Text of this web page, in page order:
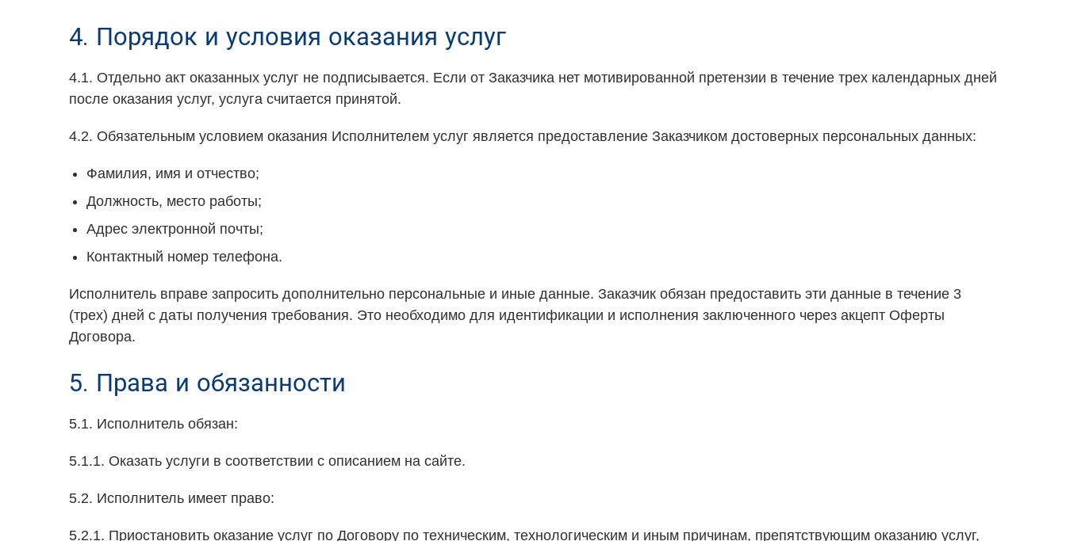
4. Порядок и условия оказания услуг
4.1. Отдельно акт оказанных услуг не подписывается. Если от Заказчика нет мотивированной претензии в течение трех календарных дней
после оказания услуг, услуга считается принятой.
4.2. Обязательным условием оказания Исполнителем услуг является предоставление Заказчиком достоверных персональных данных:
Фамилия, имя и отчество;
Должность, место работы;
Адрес электронной почты;
Контактный номер телефона.
Исполнитель вправе запросить дополнительно персональные и иные данные. Заказчик обязан предоставить эти данные в течение 3
(трех) дней с даты получения требования. Это необходимо для идентификации и исполнения заключенного через акцепт Оферты
Договора.
5. Права и обязанности
5.1. Исполнитель обязан:
5.1.1. Оказать услуги в соответствии с описанием на сайте.
5.2. Исполнитель имеет право:
5.2.1. Приостановить оказание услуг по Договору по техническим, технологическим и иным причинам, препятствующим оказанию услуг,